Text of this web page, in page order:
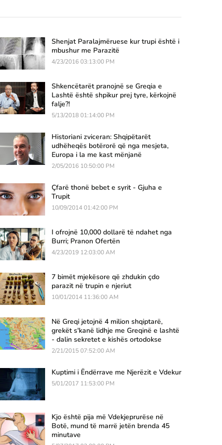
Shenjat Paralajmëruese kur trupi është i
mbushur me Parazitë
4/23/2016 03:13:00 PM
Shkencëtarët pranojnë se Greqia e
Lashtë është shpikur prej tyre, kërkojnë
falje?!
5/13/2018 01:14:00 PM
Historiani zviceran: Shqipëtarët
udhëheqës botërorë që nga mesjeta,
Europa i la me kast mënjanë
2/05/2016 10:50:00 PM
Çfarë thonë bebet e syrit - Gjuha e
Trupit
10/09/2014 01:42:00 PM
I ofrojnë 10,000 dollarë të ndahet nga
Burri; Pranon Ofertën
4/23/2019 12:03:00 AM
7 bimët mjekësore që zhdukin çdo
parazit në trupin e njeriut
10/01/2014 11:36:00 AM
Në Greqi jetojnë 4 milion shqiptarë,
grekët s'kanë lidhje me Greqinë e lashtë
- dalin sekretet e kishës ortodokse
2/21/2015 07:52:00 AM
Kuptimi i Ëndërrave me Njerëzit e Vdekur
5/01/2017 11:53:00 PM
Kjo është pija më Vdekjeprurëse në
Botë, mund të marrë jetën brenda 45
minutave